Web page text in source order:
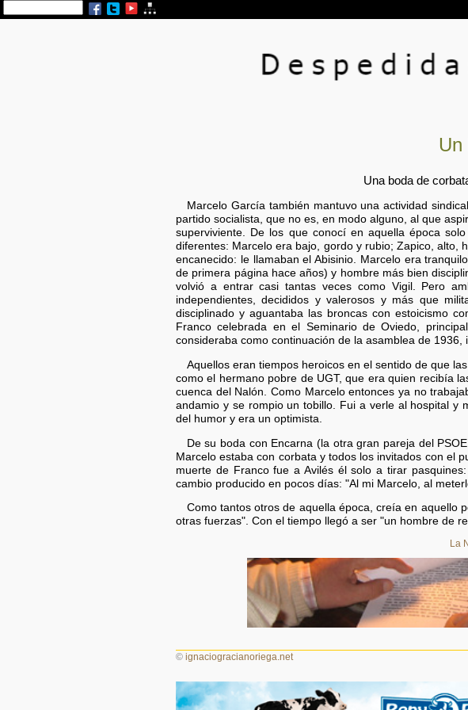
Un
Una boda de
Marcelo García también mantuvo una actividad
partido socialista, que no es, en modo alguno, al que
superviviente. De los que conocí en aquella época
diferentes: Marcelo era bajo, gordo y rubio; Zapico, alto,
encanecido: le llamaban el Abisinio. Marcelo era
de primera página hace años) y hombre más bien
volvió a entrar casi tantas veces como Vigil. Pero
independientes, decididos y valerosos y más que
disciplinado y aguantaba las broncas con estoicismo
Franco celebrada en el Seminario de Oviedo,
consideraba como continuación de la asamblea de
Aquellos eran tiempos heroicos en el sentido de que
como el hermano pobre de UGT, que era quien recibía
cuenca del Nalón. Como Marcelo entonces ya no
andamio y se rompio un tobillo. Fui a verle al hospital y
del humor y era un optimista.
De su boda con Encarna (la otra gran pareja del
Marcelo estaba con corbata y todos los invitados con el
muerte de Franco fue a Avilés él solo a tirar
cambio producido en pocos días: "Al mi Marcelo, al
Como tantos otros de aquella época, creía en aquello
otras fuerzas". Con el tiempo llegó a ser "un hombre de
La
© ignaciogracianoriega.net